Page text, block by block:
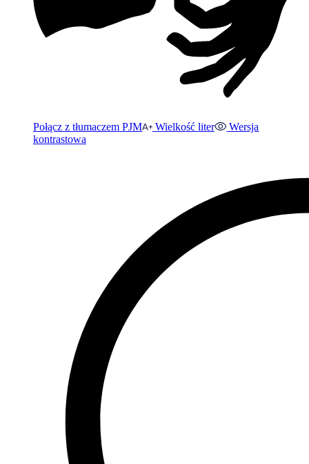
Połącz z tłumaczem PJM Wielkość liter
Wersja
kontrastowa